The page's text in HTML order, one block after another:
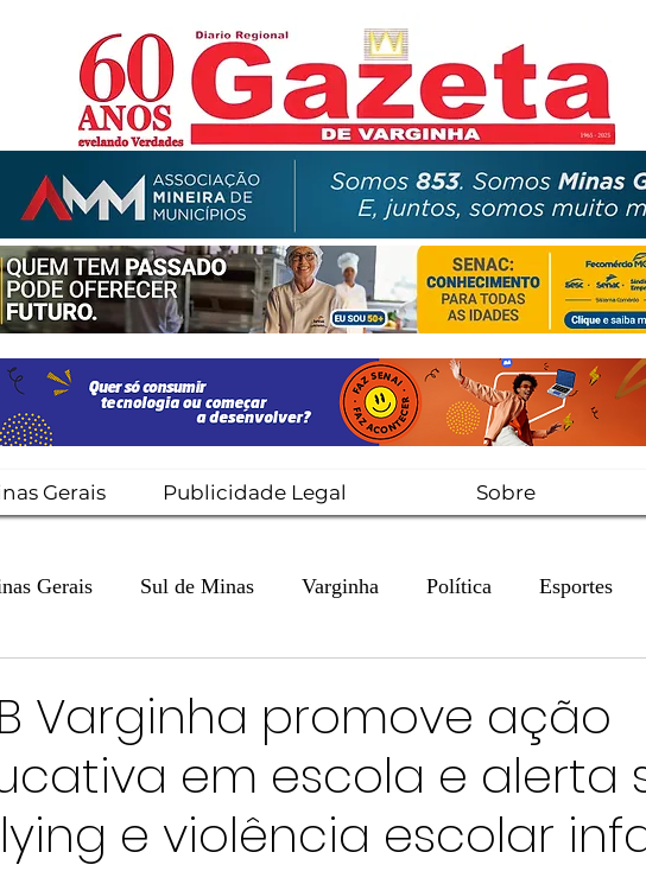
Gerais Publicidade Legal Sobre
Gerais Sul de Minas Varginha Política Esportes
Coluna: SindJori Internacional Coluna Jurídica
Post Recentes
Varginha promove ação
em escola e alerta
e violência escolar